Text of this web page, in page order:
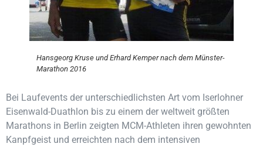
Hansgeorg Kruse und Erhard Kemper nach dem Münster-
Marathon 2016
Bei Laufevents der unterschiedlichsten Art vom Iserlohner
Eisenwald-Duathlon bis zu einem der weltweit größten
Marathons in Berlin zeigten MCM-Athleten ihren gewohnten
Kanpfgeist und erreichten nach dem intensiven